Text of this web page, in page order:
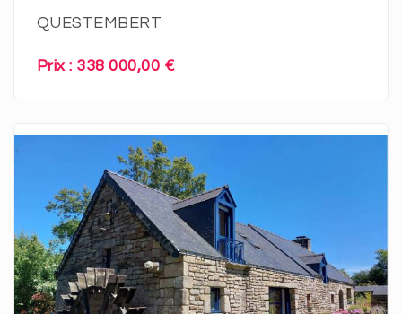
QUESTEMBERT
Prix : 338 000,00 €